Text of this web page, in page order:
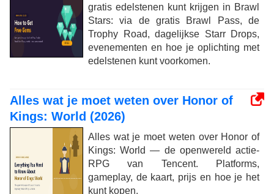
gratis edelstenen kunt krijgen in Brawl
Stars: via de gratis Brawl Pass, de
Trophy Road, dagelijkse Starr Drops,
evenementen en hoe je oplichting met
edelstenen kunt voorkomen.
Alles wat je moet weten over Honor of
Kings: World (2026)
Alles wat je moet weten over Honor of
Kings: World — de openwereld actie-
RPG van Tencent. Platforms,
gameplay, de kaart, prijs en hoe je het
kunt kopen.